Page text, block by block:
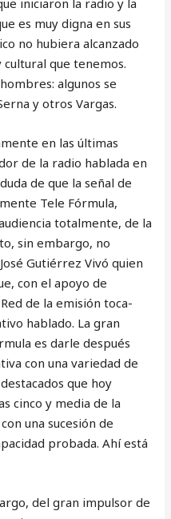
iniciaron la radio y la
es muy digna en sus
no hubiera alcanzado
que tenemos.
algunos se
y otros Vargas.
en las últimas
de la radio hablada en
de que la señal de
Tele Fórmula,
totalmente, de la
sin embargo, no
Gutiérrez Vivó quien
con el apoyo de
de la emisión toca-
hablado. La gran
es darle después
con una variedad de
que hoy
cinco y media de la
una sucesión de
probada. Ahí está
del gran impulsor de